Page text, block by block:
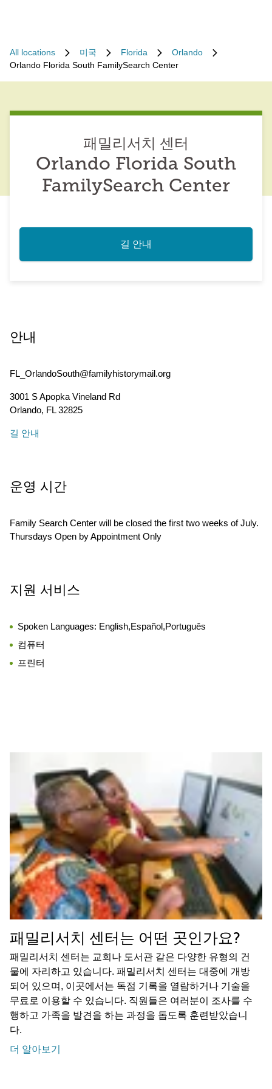
All locations 미국 Florida
Orlando
Orlando Florida South FamilySearch Center
패밀리서치 센터
Orlando Florida South
FamilySearch Center
길 안내
안내
FL_OrlandoSouth@familyhistorymail.org
3001 S Apopka Vineland Rd
Orlando, FL32825
길 안내
운영 시간
Family Search Center will be closed the first two weeks of July.
Thursdays Open by Appointment Only
지원 서비스
Spoken Languages: English,Español,Português
컴퓨터
프린터
패밀리서치 센터는 어떤 곳인가요?
패밀리서치 센터는 교회나 도서관 같은 다양한 유형의 건
물에 자리하고 있습니다. 패밀리서치 센터는 대중에 개방
되어 있으며, 이곳에서는 독점 기록을 열람하거나 기술을
무료로 이용할 수 있습니다. 직원들은 여러분이 조사를 수
행하고 가족을 발견을 하는 과정을 돕도록 훈련받았습니
다.
더 알아보기